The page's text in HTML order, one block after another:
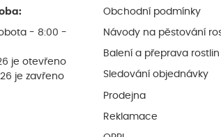
- 8:00 -
je otevřeno
je zavřeno
Obchodní podmínky
Návody na pěstování
Balení a přeprava rostlin
Sledování objednávky
Prodejna
Reklamace